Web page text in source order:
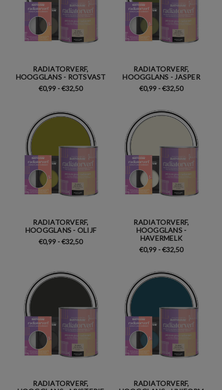
RADIATORVERF,
HOOGGLANS - ROTSVAST
€0,99 - €32,50
RADIATORVERF,
HOOGGLANS - JASPER
€0,99 - €32,50
RADIATORVERF,
HOOGGLANS - OLIJF
€0,99 - €32,50
RADIATORVERF,
HOOGGLANS -
HAVERMELK
€0,99 - €32,50
RADIATORVERF,
RADIATORVERF,